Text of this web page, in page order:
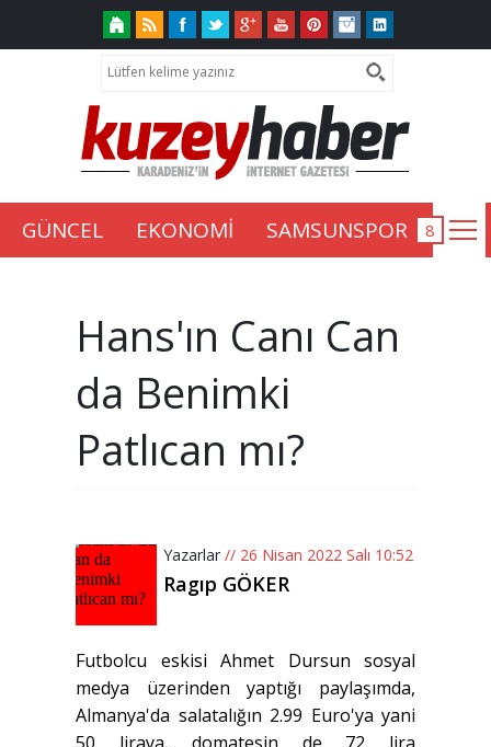
GÜNCEL EKONOMİ SAMSUNSPOR
Hans'ın Canı Can
da Benimki
Patlıcan mı?
Yazarlar // 26 Nisan 2022 Salı 10:52
Ragıp GÖKER
Futbolcu eskisi Ahmet Dursun sosyal
medya üzerinden yaptığı paylaşımda,
Almanya'da salatalığın 2.99 Euro'ya yani